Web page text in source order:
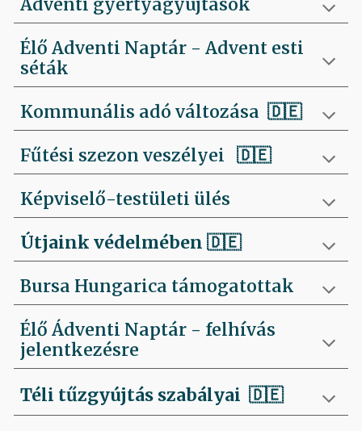
Adventi gyertyagyújtások
Élő Adventi Naptár - Advent esti
séták
Kommunális adó változása 🇩🇪
Fűtési szezon veszélyei 🇩🇪
Képviselő-testületi ülés
Útjaink védelmében🇩🇪
Bursa Hungarica támogatottak
Élő Ádventi Naptár - felhívás
jelentkezésre
Téli tűzgyújtás szabályai 🇩🇪